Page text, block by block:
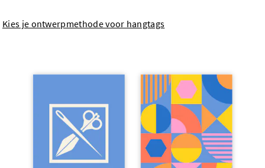
Kies je ontwerpmethode voor hangtags